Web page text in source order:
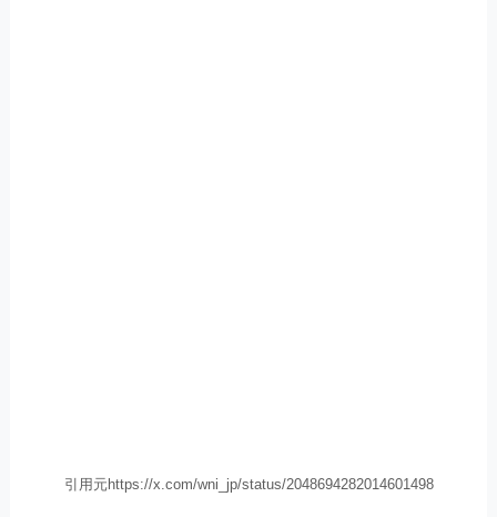
引用元https://x.com/wni_jp/status/2048694282014601498